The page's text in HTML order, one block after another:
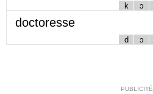
k ɔ
doctoresse
d ɔ
PUBLICITÉ